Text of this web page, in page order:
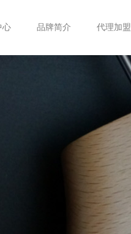
心 品牌简介 代理加盟